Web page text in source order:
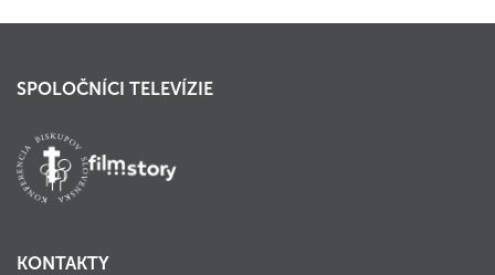
SPOLOČNÍCI TELEVÍZIE
KONTAKTY